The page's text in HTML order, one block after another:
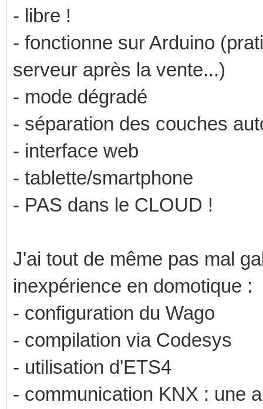
- libre !
- fonctionne sur Arduino
serveur après la vente...)
- mode dégradé
- séparation des couches
- interface web
- tablette/smartphone
- PAS dans le CLOUD !
J'ai tout de même pas mal
inexpérience en domotique :
- configuration du Wago
- compilation via Codesys
- utilisation d'ETS4
- communication KNX : une